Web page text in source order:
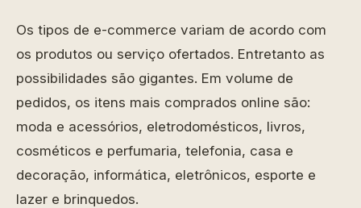
Os tipos de e-commerce variam de acordo com
os produtos ou serviço ofertados. Entretanto as
possibilidades são gigantes. Em volume de
pedidos, os itens mais comprados online são:
moda e acessórios, eletrodomésticos, livros,
cosméticos e perfumaria, telefonia, casa e
decoração, informática, eletrônicos, esporte e
lazer e brinquedos.